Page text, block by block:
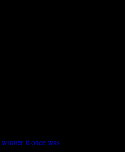
winner it once was